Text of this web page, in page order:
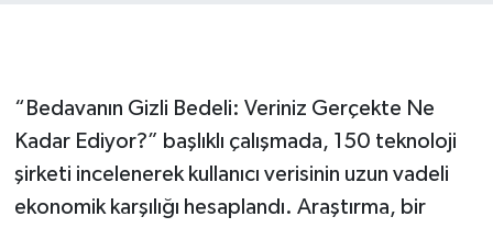
“Bedavanın Gizli Bedeli: Veriniz Gerçekte Ne
Kadar Ediyor?” başlıklı çalışmada, 150 teknoloji
şirketi incelenerek kullanıcı verisinin uzun vadeli
ekonomik karşılığı hesaplandı. Araştırma, bir